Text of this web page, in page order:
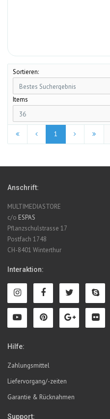
Sortieren:
Items
1
Anschrift:
MULTIMEDIASTORE
c/o ESPAS
Pflanzschulstrasse 17
Postfach 1748
CH-8401 Winterthur
Interaktion:
Hilfe:
Zahlungsmittel
Liefervorgang/-zeiten
Garantie & Rücknahmen
Support: